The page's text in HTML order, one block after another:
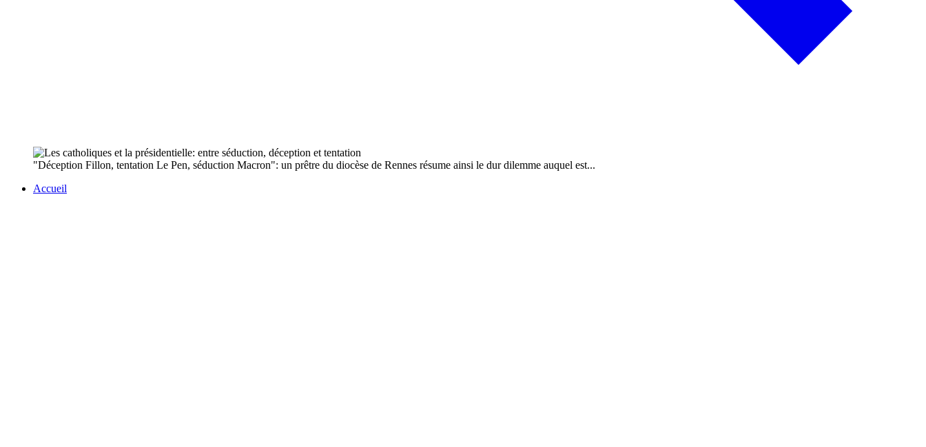
"Déception Fillon, tentation Le Pen, séduction Macron": un prêtre du diocèse de Rennes résume ainsi le dur dilemme auquel est...
Accueil